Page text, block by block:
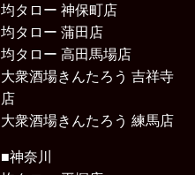
均タロー 神保町店
均タロー 蒲田店
均タロー 高田馬場店
大衆酒場きんたろう 吉祥寺
店
大衆酒場きんたろう 練馬店
■神奈川